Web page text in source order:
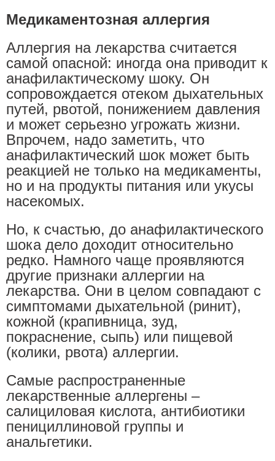
Медикаментозная аллергия
Аллергия на лекарства считается
самой опасной: иногда она приводит к
анафилактическому шоку. Он
сопровождается отеком дыхательных
путей, рвотой, понижением давления
и может серьезно угрожать жизни.
Впрочем, надо заметить, что
анафилактический шок может быть
реакцией не только на медикаменты,
но и на продукты питания или укусы
насекомых.
Но, к счастью, до анафилактического
шока дело доходит относительно
редко. Намного чаще проявляются
другие признаки аллергии на
лекарства. Они в целом совпадают с
симптомами дыхательной (ринит),
кожной (крапивница, зуд,
покраснение, сыпь) или пищевой
(колики, рвота) аллергии.
Самые распространенные
лекарственные аллергены –
салициловая кислота, антибиотики
пенициллиновой группы и
анальгетики.